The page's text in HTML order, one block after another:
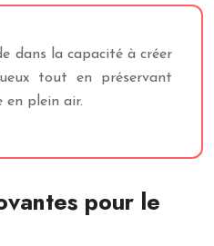
dans la capacité à créer
tout en préservant
en plein air.
pour le